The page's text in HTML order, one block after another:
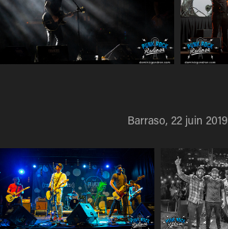
Barraso, 22 juin 2019